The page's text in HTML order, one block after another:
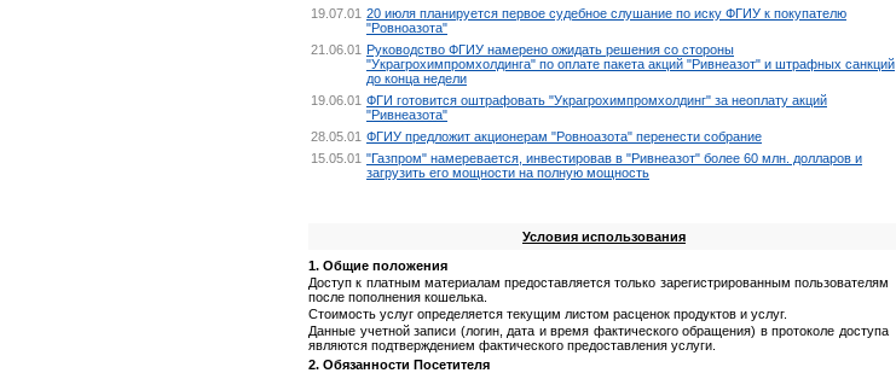
19.07.01 20 июля планируется первое судебное слушание по иску ФГИУ к покупателю
"Ровноазота"
21.06.01 Руководство ФГИУ намерено ожидать решения со стороны
"Украгрохимпромхолдинга" по оплате пакета акций "Ривнеазот" и штрафных санкций
до конца недели
19.06.01 ФГИ готовится оштрафовать "Украгрохимпромхолдинг" за неоплату акций
"Ривнеазота"
28.05.01 ФГИУ предложит акционерам "Ровноазота" перенести собрание
15.05.01 "Газпром" намеревается, инвестировав в "Ривнеазот" более 60 млн. долларов и
загрузить его мощности на полную мощность
Условия использования
1. Общие положения
Доступ к платным материалам предоставляется только зарегистрированным пользователям
после пополнения кошелька.
Стоимость услуг определяется текущим листом расценок продуктов и услуг.
Данные учетной записи (логин, дата и время фактического обращения) в протоколе доступа
являются подтверждением фактического предоставления услуги.
2. Обязанности Посетителя